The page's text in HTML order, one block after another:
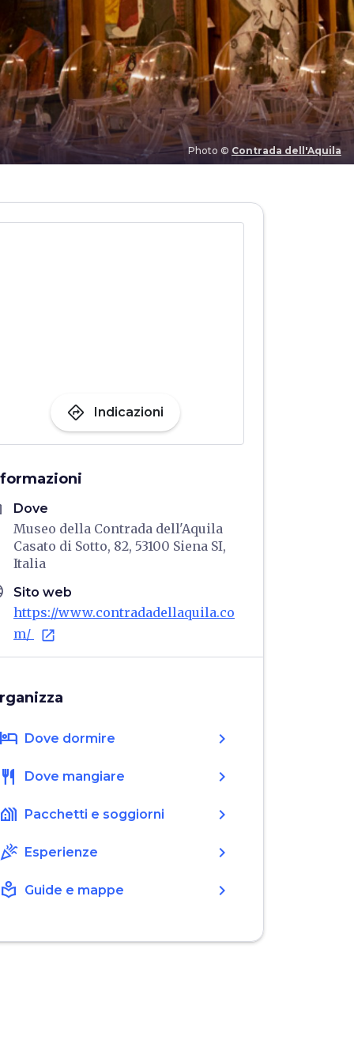
Photo © Contrada dell'Aquila
directions Indicazioni
Dove
Museo della Contrada dell'Aquila
Casato di Sotto, 82, 53100 Siena SI,
Italia
Sito web
https://www.contradadellaquila.co
m/
open_in_new
hotel Dove dormire chevron_right
restaurant Dove mangiare chevron_right
holiday_village Pacchetti e soggiorni chevron_right
celebration Esperienze chevron_right
local_library Guide e mappe chevron_right